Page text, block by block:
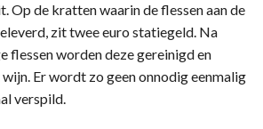
Op de kratten waarin de flessen aan de
zit twee euro statiegeld. Na
flessen worden deze gereinigd en
Er wordt zo geen onnodig eenmalig
verspild.